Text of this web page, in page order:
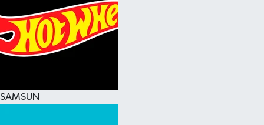
SAMSUN